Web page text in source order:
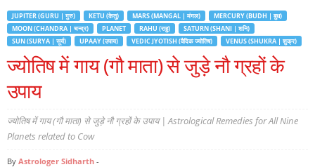
JUPITER (GURU | गुरु) KETU (केतु) MARS (MANGAL | मंगल)
MERCURY (BUDH | बुध)
MOON (CHANDRA | चन्द्र)
PLANET RAHU (राहु)
SATURN (SHANI | शनि)
SUN (SURYA | सूर्य)
UPAAY (उपाय) VEDIC JYOTISH (वैदिक ज्योतिष) VENUS (SHUKRA | शुक्र)
ज्योतिष में गाय (गौ माता) से जुड़े नौ ग्रहों के
उपाय
ज्योतिष में गाय (गौ माता) से जुड़े नौ ग्रहों के उपाय | Astrological Remedies for All Nine
Planets related to Cow
By Astrologer Sidharth -